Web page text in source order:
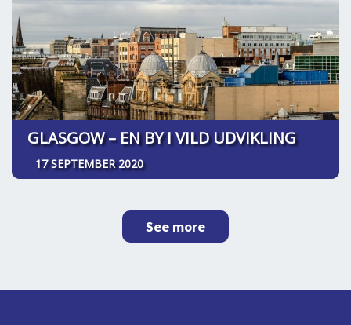
GLASGOW – EN BY I VILD UDVIKLING
17 SEPTEMBER 2020
See more